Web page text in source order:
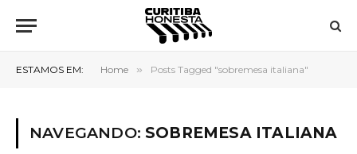
ESTAMOS EM: Home » Posts Tagged "sobremesa italiana"
NAVEGANDO: SOBREMESA ITALIANA